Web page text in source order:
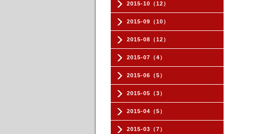
2015-10（12）
2015-09（10）
2015-08（12）
2015-07（4）
2015-06（5）
2015-05（3）
2015-04（5）
2015-03（7）